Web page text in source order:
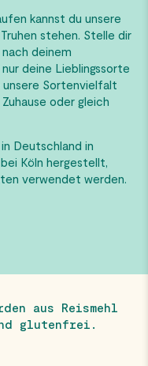
kannst du unsere
stehen. Stelle dir
deinem
deine Lieblingssorte
Sortenvielfalt
oder gleich
Deutschland in
Köln hergestellt,
verwendet werden.
aus Reismehl
glutenfrei.